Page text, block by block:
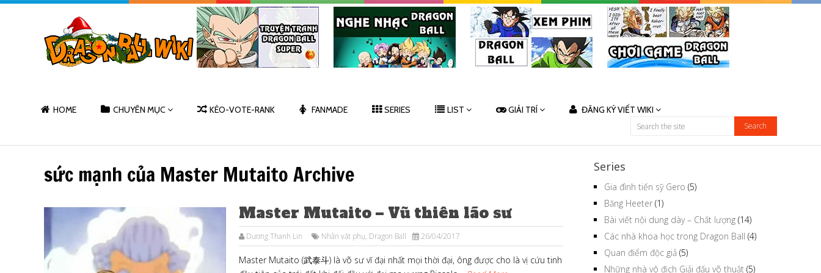
HOME CHUYÊN MỤC KÈO-VOTE-RANK FANMADE SERIES LIST GIẢI TRÍ ĐĂNG KÝ VIẾT WIKI
sức mạnh của Master Mutaito Archive
Master Mutaito – Vũ thiên lão sư
Dương Thanh Lin Nhân vật phụ, Dragon Ball 26/04/2017
Master Mutaito (武泰斗) là võ sư vĩ đại nhất mọi thời đại, ông được cho là vị cứu tinh
Series
Gia đình tiến sỹ Gero (5)
Băng Heeter (1)
Bài viết nội dung dày – Chất lượng (14)
Các nhà khoa học trong Dragon Ball (4)
Quan điểm độc giả (5)
Những nhà vô địch Giải đấu võ thuật (5)